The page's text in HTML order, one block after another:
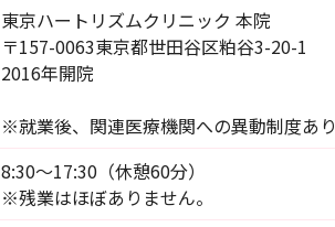
東京ハートリズムクリニック 本院
〒157-0063東京都世田谷区粕谷3-20-1
2016年開院
※就業後、関連医療機関への異動制度あり
8:30～17:30（休憩60分）
※残業はほぼありません。